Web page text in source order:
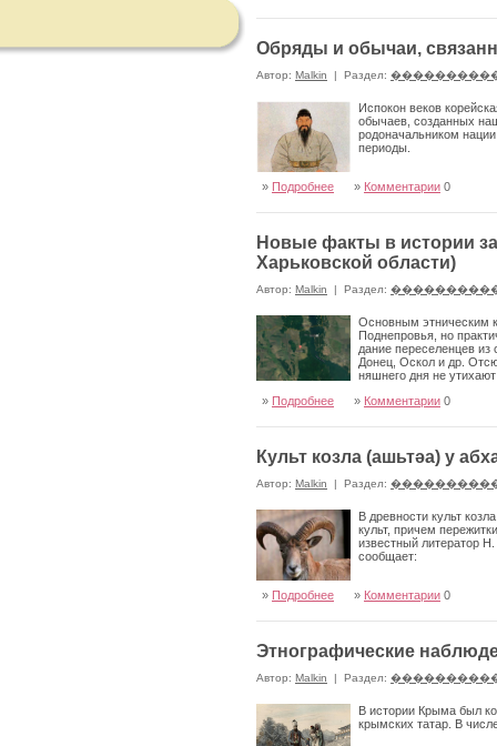
Обряды и обычаи,
Автор: Malkin | Раздел:
Испокон веков
обычаев, созданных
родоначальником
периоды.
» Подробнее » Комментарии 0
Новые факты в истории
Харьковской области)
Автор: Malkin | Раздел:
Основным этническим
Поднепровья, но
дание переселенцев
Донец, Оскол и др.
няшнего дня не
» Подробнее » Комментарии 0
Культ козла (ашьтǝа) у
Автор: Malkin | Раздел:
В древности культ
культ, причем
известный лите­ратор
сообщает:
» Подробнее » Комментарии 0
Этнографические
Автор: Malkin | Раздел:
В истории Крыма был
крымских татар. В